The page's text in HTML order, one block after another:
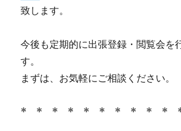
致します。
今後も定期的に出張登録・閲覧会を
す。
まずは、お気軽にご相談ください。
* * * * * * * * * *